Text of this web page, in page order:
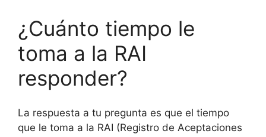
¿Cuánto tiempo le
toma a la RAI
responder?
La respuesta a tu pregunta es que el tiempo
que le toma a la RAI (Registro de Aceptaciones